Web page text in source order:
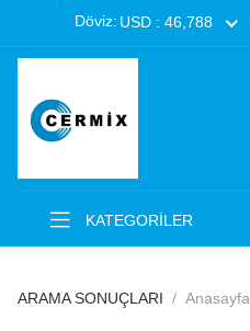
Döviz: USD : 46,788
KATEGORİLER
ARAMA SONUÇLARI Anasayfa